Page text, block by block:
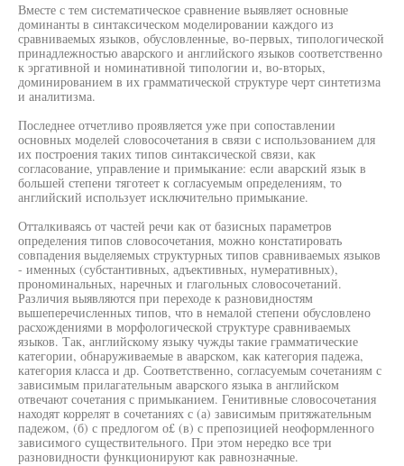
Вместе с тем систематическое сравнение выявляет основные
доминанты в синтаксическом моделировании каждого из
сравниваемых языков, обусловленные, во-первых, типологической
принадлежностью аварского и английского языков соответственно
к эргативной и номинативной типологии и, во-вторых,
доминированием в их грамматической структуре черт синтетизма
и аналитизма.
Последнее отчетливо проявляется уже при сопоставлении
основных моделей словосочетания в связи с использованием для
их построения таких типов синтаксической связи, как
согласование, управление и примыкание: если аварский язык в
большей степени тяготеет к согласуемым определениям, то
английский использует исключительно примыкание.
Отталкиваясь от частей речи как от базисных параметров
определения типов словосочетания, можно констатировать
совпадения выделяемых структурных типов сравниваемых языков
- именных (субстантивных, адъективных, нумеративных),
прономинальных, наречных и глагольных словосочетаний.
Различия выявляются при переходе к разновидностям
вышеперечисленных типов, что в немалой степени обусловлено
расхождениями в морфологической структуре сравниваемых
языков. Так, английскому языку чужды такие грамматические
категории, обнаруживаемые в аварском, как категория падежа,
категория класса и др. Соответственно, согласуемым сочетаниям с
зависимым прилагательным аварского языка в английском
отвечают сочетания с примыканием. Генитивные словосочетания
находят коррелят в сочетаниях с (а) зависимым притяжательным
падежом, (б) с предлогом о£ (в) с препозицией неоформленного
зависимого существительного. При этом нередко все три
разновидности функционируют как равнозначные.